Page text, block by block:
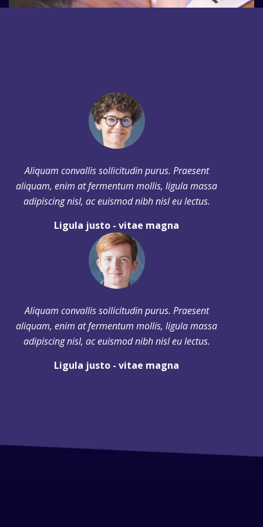
Aliquam convallis sollicitudin purus. Praesent
aliquam, enim at fermentum mollis, ligula massa
adipiscing nisl, ac euismod nibh nisl eu lectus.
Ligula justo - vitae magna
Aliquam convallis sollicitudin purus. Praesent
aliquam, enim at fermentum mollis, ligula massa
adipiscing nisl, ac euismod nibh nisl eu lectus.
Ligula justo - vitae magna